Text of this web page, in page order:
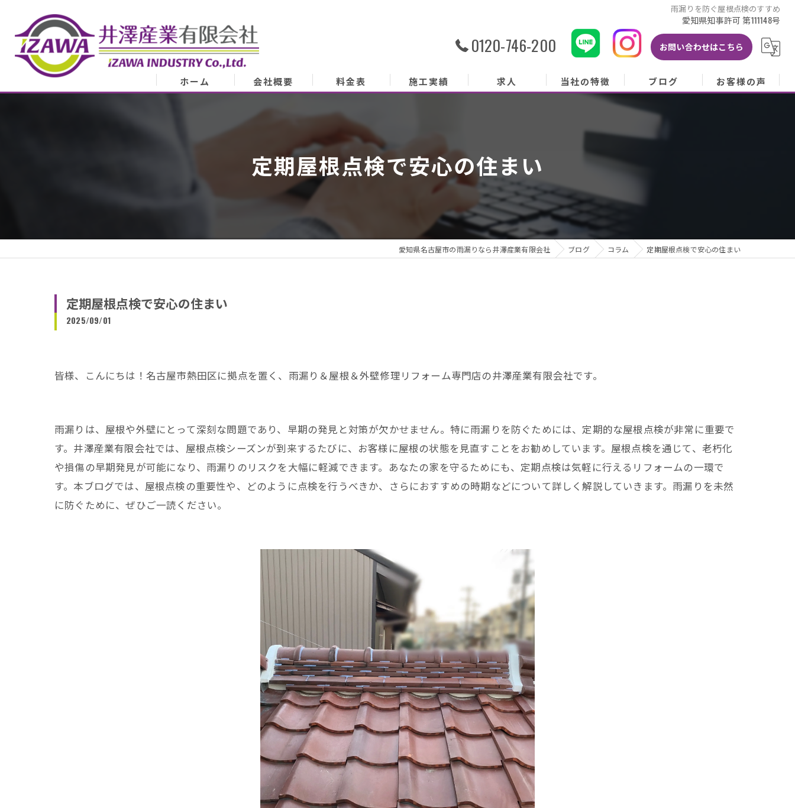
雨漏りを防ぐ屋根点検のすすめ
愛知県知事許可 第111148号
0120-746-200 お問い合わせはこちら
ホーム 会社概要
会社概要
代表あいさつ
アクセス
料金表 施工実績 求人 当社の特徴
塗り替え
雨樋
修理
ブログ
ブログ
コラム
お客様の声
定期屋根点検で安心の住まい
愛知県名古屋市の雨漏りなら井澤産業有限会社 ブログ コラム 定期屋根点検で安心の住まい
定期屋根点検で安心の住まい
2025/09/01
皆様、こんにちは！名古屋市熱田区に拠点を置く、雨漏り＆屋根＆外壁修理リフォーム専門店の井澤産業有限会社です。
雨漏りは、屋根や外壁にとって深刻な問題であり、早期の発見と対策が欠かせません。特に雨漏りを防ぐためには、定期的な屋根点検が非常に重要で
す。井澤産業有限会社では、屋根点検シーズンが到来するたびに、お客様に屋根の状態を見直すことをお勧めしています。屋根点検を通じて、老朽化
や損傷の早期発見が可能になり、雨漏りのリスクを大幅に軽減できます。あなたの家を守るためにも、定期点検は気軽に行えるリフォームの一環で
す。本ブログでは、屋根点検の重要性や、どのように点検を行うべきか、さらにおすすめの時期などについて詳しく解説していきます。雨漏りを未然
に防ぐために、ぜひご一読ください。